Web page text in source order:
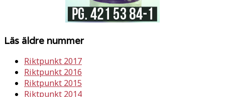
Läs äldre nummer
Riktpunkt 2017
Riktpunkt 2016
Riktpunkt 2015
Riktpunkt 2014